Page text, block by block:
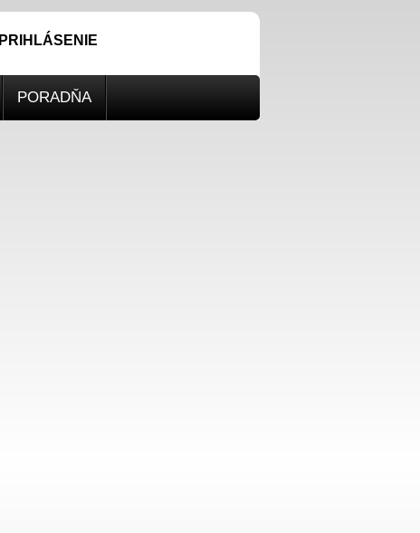
PRIHLÁSENIE
PORADŇA